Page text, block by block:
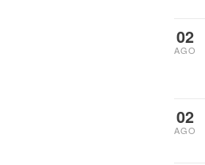
02
AGO
02
AGO